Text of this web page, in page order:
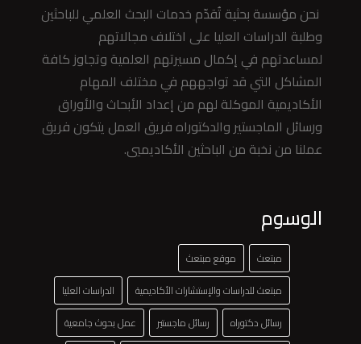
نحن مؤسسة بحثية تُقدّم خدمات البحث العلمي للباحثين
وطلبة الدراسات العليا على اختلاف مجالاتهم
لمساعدتهم في إكمال مسيرتهم العلمية وتجاوز كافة
المشاكل التي قد تواجههم في مختلف المهام
الأكاديمية الموكلة لهم من إعداد الأبحاث والأوراق
ورسائل الماجستير والدكتوراه فريق العمل يتكون فريق
عملنا من نخبة من الباحثين الأكاديميي.
الوسوم
مبتعث
موقع مبتعث
مبتعث للدراسات والإستشارات الأكاديمية
الدراسات العليا
رسائل دكتوراه
رسائل ماجستير
عمل بحوث جامعية